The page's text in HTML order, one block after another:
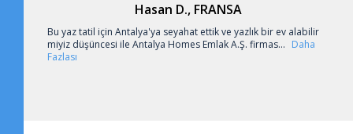
Hasan D., FRANSA
Bu yaz tatil için Antalya'ya seyahat ettik ve yazlık bir ev alabilir
miyiz düşüncesi ile Antalya Homes Emlak A.Ş. firmas... Daha
Fazlası